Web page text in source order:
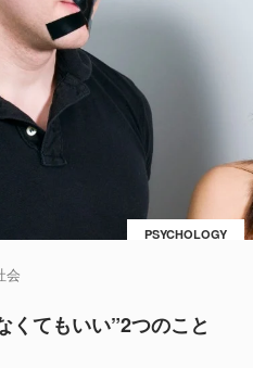
PSYCHOLOGY
会
くてもいい”2つのこと